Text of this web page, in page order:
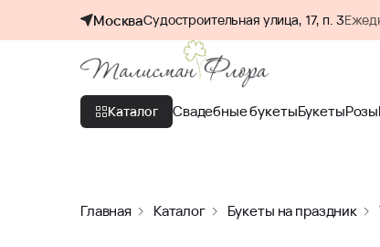
МоскваСудостроительная улица, 17, п. 3
Каталог Свадебные букетыБукетыРозы
Главная Каталог Букеты на праздник